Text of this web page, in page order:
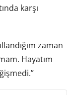
karşı
zaman
Hayatım